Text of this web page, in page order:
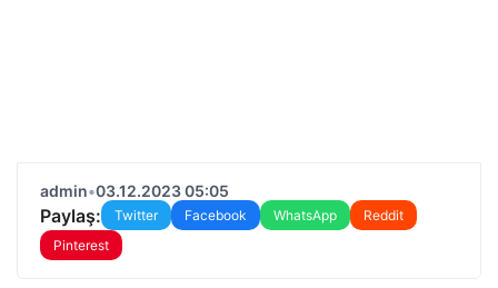
admin•03.12.2023 05:05
Paylaş: Twitter Facebook WhatsApp
Reddit
Pinterest